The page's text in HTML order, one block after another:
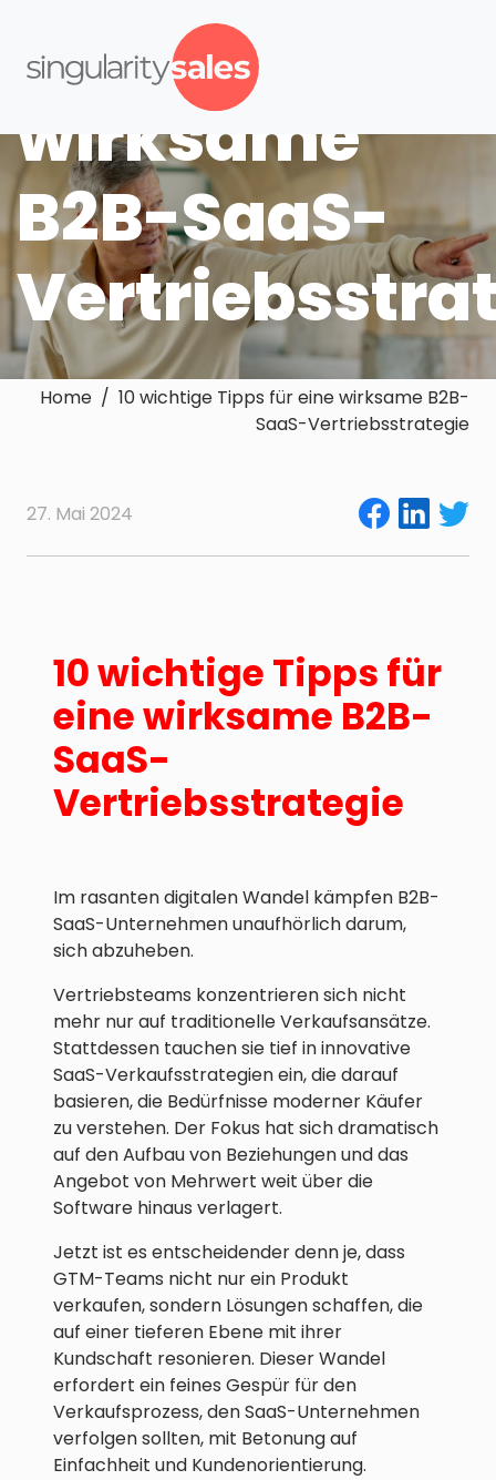
Tipps für eine
wirksame
B2B-SaaS-
Home / 10 wichtige Tipps für eine wirksame B2B-
SaaS-Vertriebsstrategie
27. Mai 2024
10 wichtige Tipps für
eine wirksame B2B-
SaaS-
Vertriebsstrategie
Im rasanten digitalen Wandel kämpfen B2B-
SaaS-Unternehmen unaufhörlich darum,
sich abzuheben.
Vertriebsteams konzentrieren sich nicht
mehr nur auf traditionelle Verkaufsansätze.
Stattdessen tauchen sie tief in innovative
SaaS-Verkaufsstrategien ein, die darauf
basieren, die Bedürfnisse moderner Käufer
zu verstehen. Der Fokus hat sich dramatisch
auf den Aufbau von Beziehungen und das
Angebot von Mehrwert weit über die
Software hinaus verlagert.
Jetzt ist es entscheidender denn je, dass
GTM-Teams nicht nur ein Produkt
verkaufen, sondern Lösungen schaffen, die
auf einer tieferen Ebene mit ihrer
Kundschaft resonieren. Dieser Wandel
erfordert ein feines Gespür für den
Verkaufsprozess, den SaaS-Unternehmen
verfolgen sollten, mit Betonung auf
Einfachheit und Kundenorientierung.